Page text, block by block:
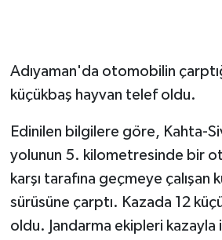
Adıyaman'da otomobilin
küçükbaş hayvan telef oldu.
Edinilen bilgilere göre, Kahta-
yolunun 5. kilometresinde bir
karşı tarafına geçmeye çalışan
sürüsüne çarptı. Kazada 12
oldu. Jandarma ekipleri kazayla
Flaş Haber
GENEL
Güvenlik